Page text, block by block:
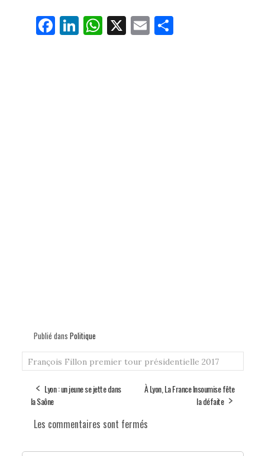
Fa
ce
Li
nk
W
ha
X E
m
Pa
rt
Publié dans Politique
François Fillon premier tour présidentielle 2017
Lyon : un jeune se jette dans
la Saône
À Lyon, La France Insoumise fête
la défaite
Les commentaires sont fermés